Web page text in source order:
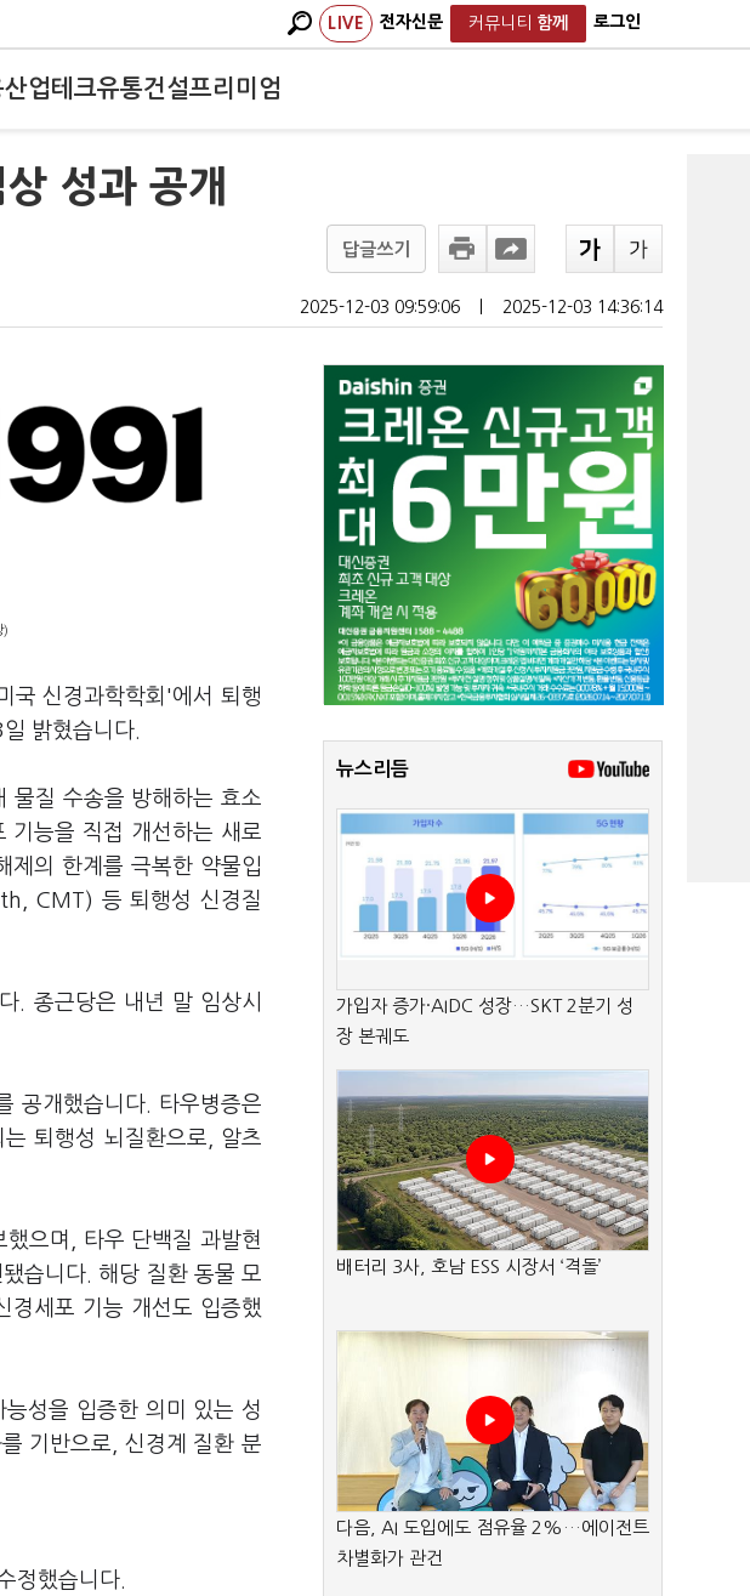
LIVE 전자신문 커뮤니티 함께 로그인
산업테크유통건설프리미엄
성과 공개
답글쓰기
2025-12-03 09:59:06 2025-12-03 14:36:14
)
국 신경과학학회'에서 퇴행
밝혔습니다.
질 수송을 방해하는 효소
기능을 직접 개선하는 새로
제의 한계를 극복한 약물입
CMT) 등 퇴행성 신경질
. 종근당은 내년 말 임상시
공개했습니다. 타우병증은
퇴행성 뇌질환으로, 알츠
으며, 타우 단백질 과발현
습니다. 해당 질환 동물 모
경세포 기능 개선도 입증했
성을 입증한 의미 있는 성
기반으로, 신경계 질환 분
정했습니다.
뉴스리듬
가입자 증가·AIDC 성장…SKT 2분기 성
장 본궤도
배터리 3사, 호남 ESS 시장서 ‘격돌’
다음, AI 도입에도 점유율 2%…에이전트
차별화가 관건